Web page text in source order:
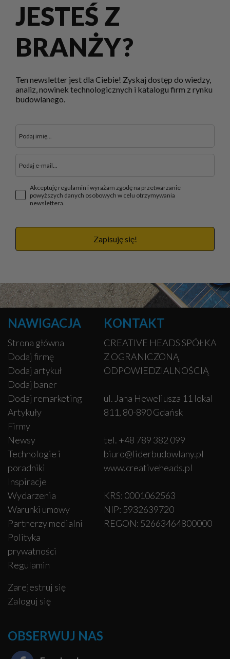
JESTEŚ Z
BRANŻY?
Ten newsletter jest dla Ciebie! Zyskaj dostęp do wiedzy,
analiz, nowinek technologicznych i katalogu firm z rynku
budowlanego.
Akceptuję regulamin i wyrażam zgodę na przetwarzanie
powyższych danych osobowych w celu otrzymywania
newslettera.
Zapisuję się!
NAWIGACJA
Strona główna
Dodaj firmę
Dodaj artykuł
Dodaj baner
Dodaj remarketing
Artykuły
Firmy
Newsy
Technologie i
poradniki
Inspiracje
Wydarzenia
Warunki umowy
Partnerzy medialni
Polityka
prywatności
Regulamin
Zarejestruj się
Zaloguj się
KONTAKT
CREATIVE HEADS SPÓŁKA
Z OGRANICZONĄ
ODPOWIEDZIALNOŚCIĄ
ul. Jana Heweliusza 11 lokal
811, 80-890 Gdańsk
tel. +48 789 382 099
biuro@liderbudowlany.pl
www.creativeheads.pl
KRS: 0001062563
NIP: 5932639720
REGON: 52663464800000
OBSERWUJ NAS